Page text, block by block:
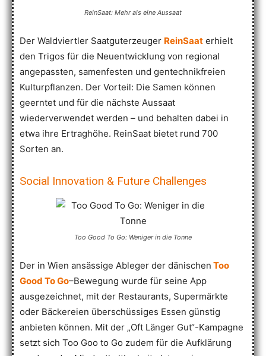
ReinSaat: Mehr als eine Aussaat
Der Waldviertler Saatguterzeuger ReinSaat erhielt
den Trigos für die Neuentwicklung von regional
angepassten, samenfesten und gentechnikfreien
Kulturpflanzen. Der Vorteil: Die Samen können
geerntet und für die nächste Aussaat
wiederverwendet werden – und behalten dabei in
etwa ihre Ertraghöhe. ReinSaat bietet rund 700
Sorten an.
Social Innovation & Future Challenges
Too Good To Go: Weniger in die Tonne
Der in Wien ansässige Ableger der dänischen Too
Good To Go–Bewegung wurde für seine App
ausgezeichnet, mit der Restaurants, Supermärkte
oder Bäckereien überschüssiges Essen günstig
anbieten können. Mit der „Oft Länger Gut“-Kampagne
setzt sich Too Goo to Go zudem für die Aufklärung